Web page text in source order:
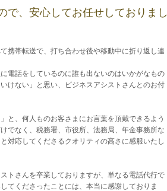
で、安心してお任せしておりまし
携帯転送で、打ち合わせ後や移動中に折り返し連
電話をしているのに誰も出ないのはいかがなもの
けない」と思い、ビジネスアシストさんとのお付
と、何人ものお客さまにお言葉を頂戴できるよう
でなく、税務署、市役所、法務局、年金事務所な
対応してくださるクオリティの高さに感服いたし
トさんを卒業しておりますが、単なる電話代行で
てくださったことには、本当に感謝しておりま